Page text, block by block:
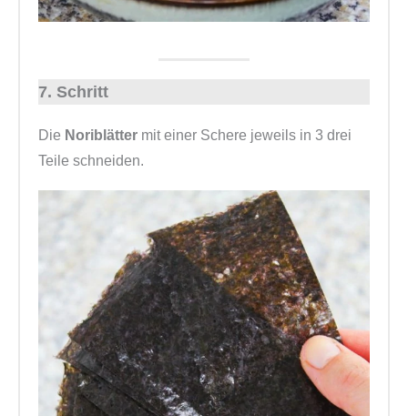
7. Schritt
Die Noriblätter mit einer Schere jeweils in 3 drei
Teile schneiden.